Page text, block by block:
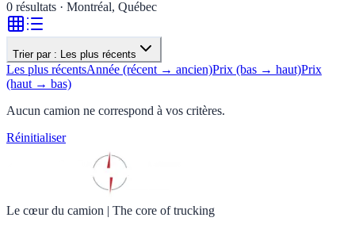
0 résultats · Montréal, Québec
Trier par : Les plus récents
Les plus récentsAnnée (récent → ancien)Prix (bas → haut)Prix
(haut → bas)
Aucun camion ne correspond à vos critères.
Réinitialiser
Le cœur du camion | The core of trucking